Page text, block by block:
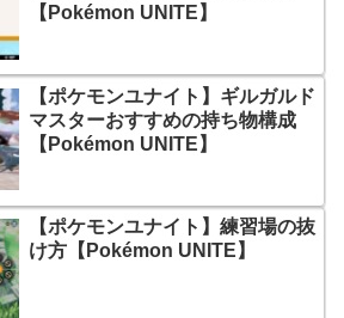
【Pokémon UNITE】
【ポケモンユナイト】ギルガルド
マスターおすすめの持ち物構成
【Pokémon UNITE】
【ポケモンユナイト】練習場の抜
け方【Pokémon UNITE】